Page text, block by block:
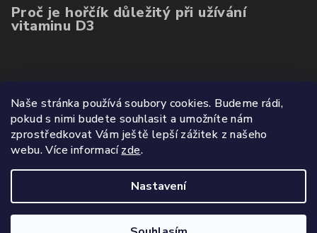
Naše stránka používá soubory cookies. Budeme rádi,
pokud s nimi budete souhlasit a umožníte nám
zprostředkovat Vám ještě lepší zážitek z našeho
webu.Více informacízde.
Nastavení
Proč je hořčík důležitý při užívání
vitaminu D3
Poslední hodnocení produktů
Balíček kolagenu 3ks (ovoce, mango, citron)
Hodnocení produktu je 5 z 5 hvězdiček.
|